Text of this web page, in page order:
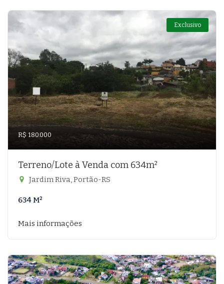
Exclusivo
R$ 180.000
Terreno/Lote à Venda com 634m²
Jardim Riva, Portão-RS
634 M²
Mais informações